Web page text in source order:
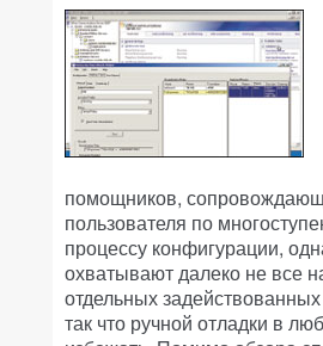
помощников,
пользователя по
процессу конфигурации,
охватывают далеко не все
отдельных
так что ручной отладки в